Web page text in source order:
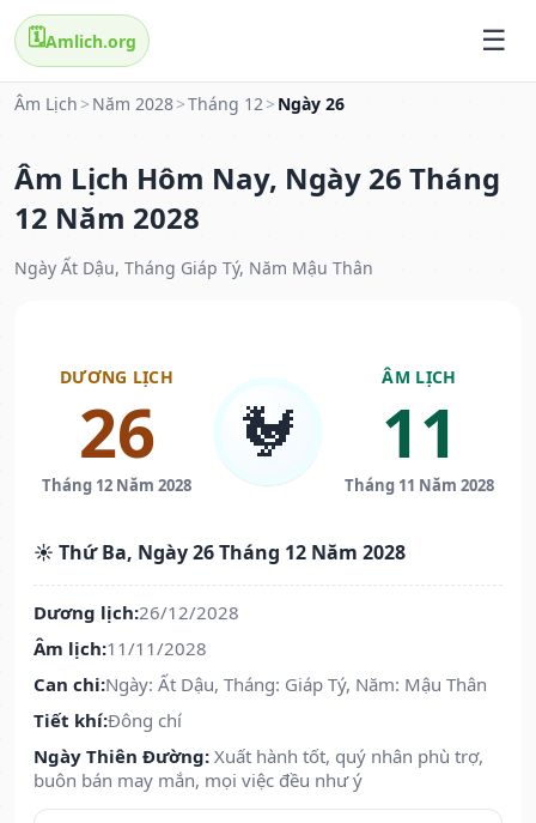
🗓️Amlich.org
Âm Lịch > Năm 2028>Tháng 12> Ngày 26
Âm Lịch Hôm Nay, Ngày 26 Tháng
12 Năm 2028
Ngày Ất Dậu, Tháng Giáp Tý, Năm Mậu Thân
DƯƠNG LỊCH
26
Tháng 12 Năm 2028
🐓
ÂM LỊCH
11
Tháng 11 Năm 2028
☀️ Thứ Ba, Ngày 26 Tháng 12 Năm 2028
Dương lịch:26/12/2028
Âm lịch:11/11/2028
Can chi:Ngày: Ất Dậu, Tháng: Giáp Tý, Năm: Mậu Thân
Tiết khí:Đông chí
Ngày Thiên Đường: Xuất hành tốt, quý nhân phù trợ,
buôn bán may mắn, mọi việc đều như ý